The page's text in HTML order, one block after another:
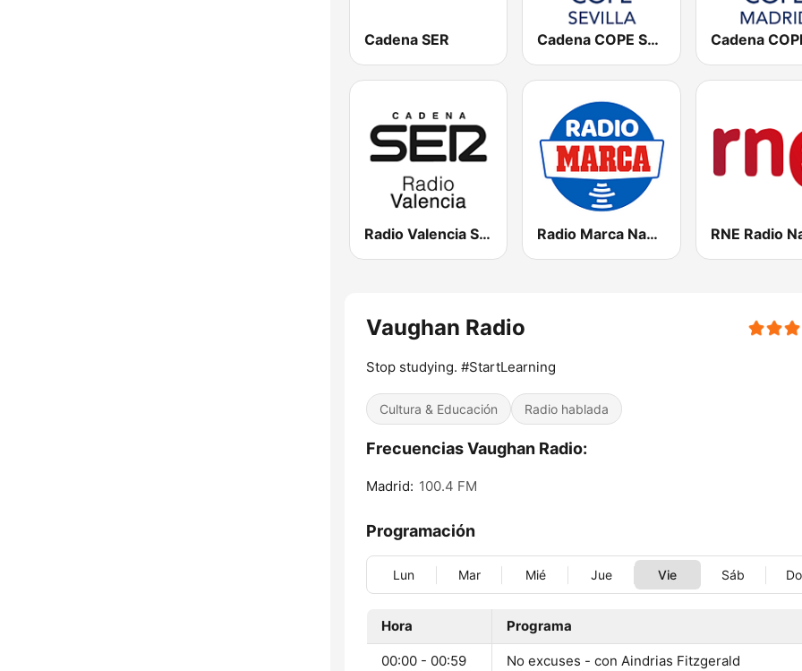
Cadena SER Cadena COPE Sevilla
Radio Valencia SER Radio Marca Nacional
Vaughan Radio
Stop studying. #StartLearning
Cultura & Educación Radio hablada
Frecuencias Vaughan Radio:
Madrid: 100.4 FM
Programación
Lun Mar Mié Jue Vie Sáb
Hora Programa
00:00 - 00:59 No excuses - con Aindrias Fitzgerald